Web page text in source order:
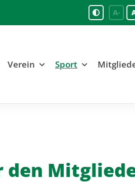
A-
Verein Sport